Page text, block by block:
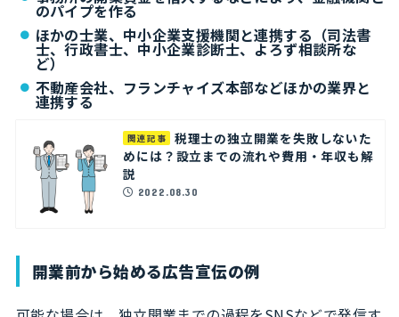
のパイプを作る
ほかの士業、中小企業支援機関と連携する（司法書
士、行政書士、中小企業診断士、よろず相談所な
ど）
不動産会社、フランチャイズ本部などほかの業界と
連携する
関連記事
税理士の独立開業を失敗しないた
めには？設立までの流れや費用・年収も解
説
2022.08.30
開業前から始める広告宣伝の例